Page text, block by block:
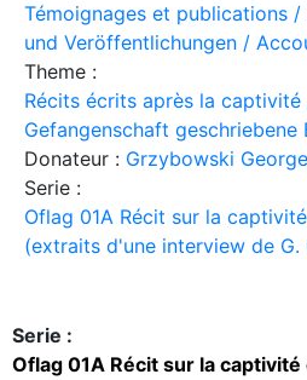
Témoignages et publications
und Veröffentlichungen /
Theme :
Récits écrits après la
Gefangenschaft
Donateur : Grzybowski
Serie :
Oflag 01A Récit sur la
(extraits d'une interview de
Serie :
Oflag 01A Récit sur la